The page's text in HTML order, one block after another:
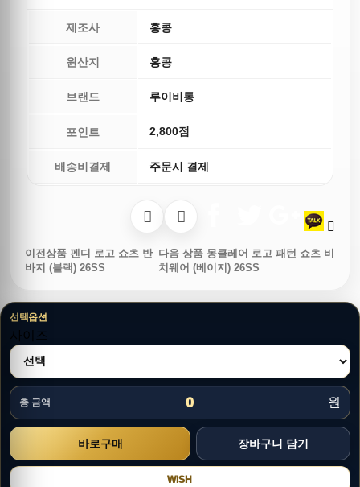
제조사 홍콩
원산지 홍콩
브랜드 루이비통
포인트 2,800점
배송비결제 주문시 결제
이전상품 펜디 로고 쇼츠 반
바지 (블랙) 26SS
다음 상품 몽클레어 로고 패턴 쇼츠 비
치웨어 (베이지) 26SS
선택옵션
사이즈
총 금액 0 원
WISH